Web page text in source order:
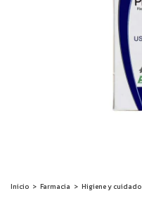
Inicio > Farmacia > Higiene y cuidado